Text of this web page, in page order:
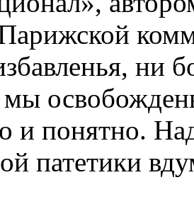
ни
и понятно.
патетики